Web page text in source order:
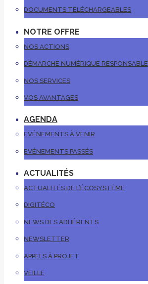
DOCUMENTS TÉLÉCHARGEABLES
NOTRE OFFRE
NOS ACTIONS
DÉMARCHE NUMÉRIQUE RESPONSABLE
NOS SERVICES
VOS AVANTAGES
AGENDA
EVÉNEMENTS À VENIR
EVÉNEMENTS PASSÉS
ACTUALITÉS
ACTUALITÉS DE L’ÉCOSYSTÈME
DIGITÉCO
NEWS DES ADHÉRENTS
NEWSLETTER
APPELS À PROJET
VEILLE